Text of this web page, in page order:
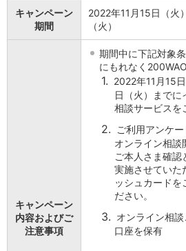
AEON Pay
口座振替サービス
自動入金サービス
WEB即時決済サービス
手数料
金利
キャンペーン
キャンペーン
期間
2022年11月15日（火
（火）
キャンペーン
内容およびご
注意事項
期間中に下記対象
にもれなく
1. 2022年11月15
日（火）までに
相談サービスを
2.
ご利用アンケ
オンライン相談
ご本人さま確認
実施させていた
ッシュカードを
ださい。
3. オンライン相
口座を保有